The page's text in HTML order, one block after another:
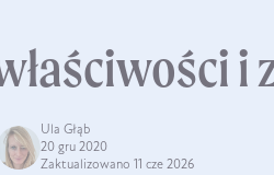
i
Ula Głąb
20 gru 2020
Zaktualizowano 11 cze 2026